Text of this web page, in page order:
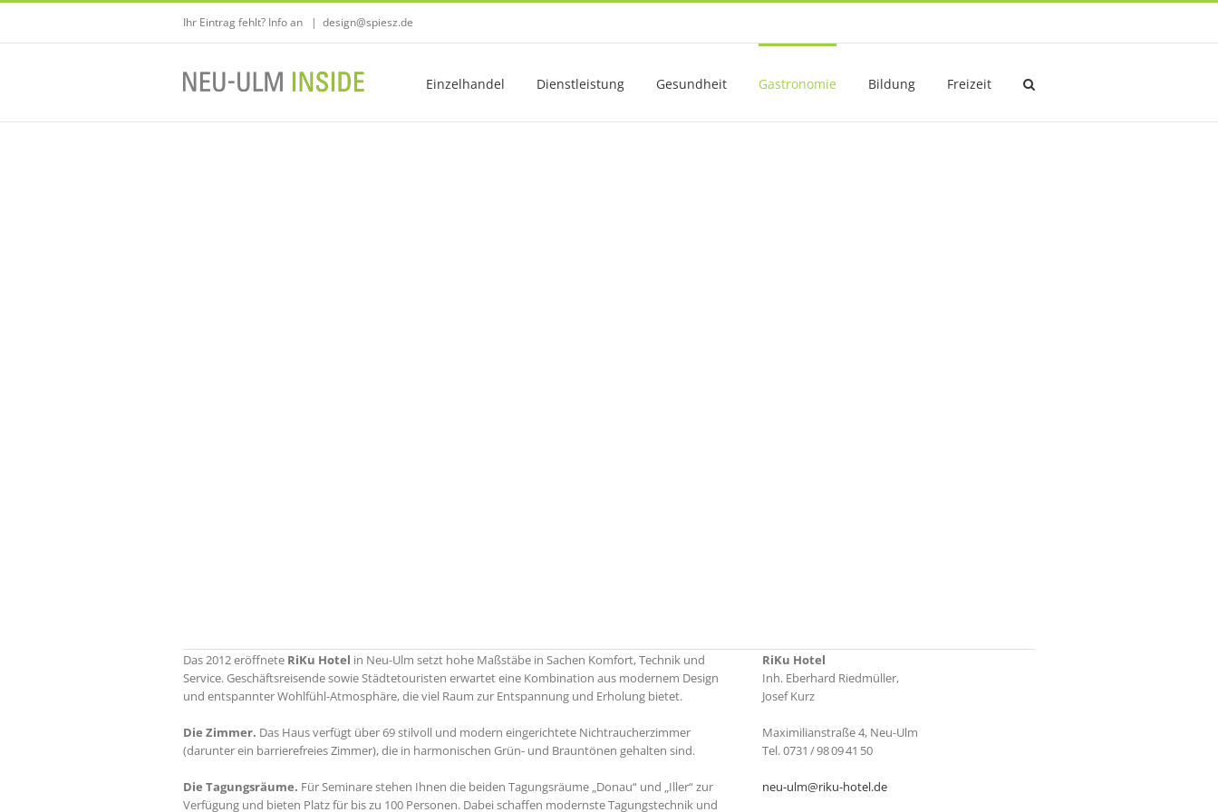
Zum
springen
Ihr Eintrag fehlt? Info an | design@spiesz.de
Einzelhandel Dienstleistung Gesundheit Gastronomie Bildung Freizeit
Das 2012 eröffnete RiKu Hotel in Neu-Ulm setzt hohe Maßstäbe in Sachen Komfort, Technik und
Service. Geschäftsreisende sowie Städtetouristen erwartet eine Kombination aus modernem Design
und entspannter Wohlfühl-Atmosphäre, die viel Raum zur Entspannung und Erholung bietet.
Die Zimmer. Das Haus verfügt über 69 stilvoll und modern eingerichtete Nichtraucherzimmer
(darunter ein barrierefreies Zimmer), die in harmonischen Grün- und Brauntönen gehalten sind.
Die Tagungsräume. Für Seminare stehen Ihnen die beiden Tagungsräume „Donau“ und „Iller“ zur
Verfügung und bieten Platz für bis zu 100 Personen. Dabei schaffen modernste Tagungstechnik und
RiKu Hotel
Inh. Eberhard Riedmüller,
Josef Kurz
Maximilianstraße 4, Neu-Ulm
Tel. 0731 / 98 09 41 50
neu-ulm@riku-hotel.de